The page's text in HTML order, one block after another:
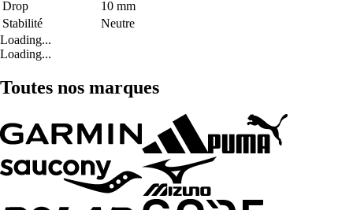
Drop
10 mm
Stabilité
Neutre
Loading...
Loading...
Toutes nos marques